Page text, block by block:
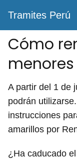
Tramites Perú
Cómo
menores
A partir del 1 de
podrán
instrucciones
amarillos por
¿Ha caducado